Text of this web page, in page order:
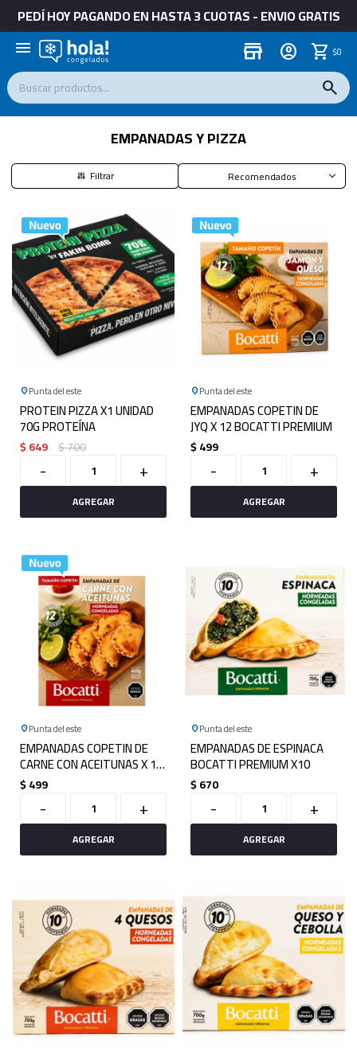
PEDÍ HOY PAGANDO EN HASTA 3 CUOTAS - ENVIO GRATIS
menu store $0
EMPANADAS Y PIZZA
Recomendados
Punta del este
PROTEIN PIZZA X1 UNIDAD
70G PROTEÍNA
$649 $700
- +
Punta del este
EMPANADAS COPETIN DE
JYQ X 12 BOCATTI PREMIUM
$499
- +
Punta del este
EMPANADAS COPETIN DE
CARNE CON ACEITUNAS X 12
BOCATTI PREMIUM
$499
- +
Punta del este
EMPANADAS DE ESPINACA
BOCATTI PREMIUM X10
$670
- +